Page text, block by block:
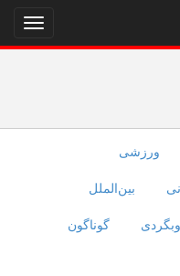
نمایش
منو
ورزشی
بین‌الملل
وبگردی گوناگون